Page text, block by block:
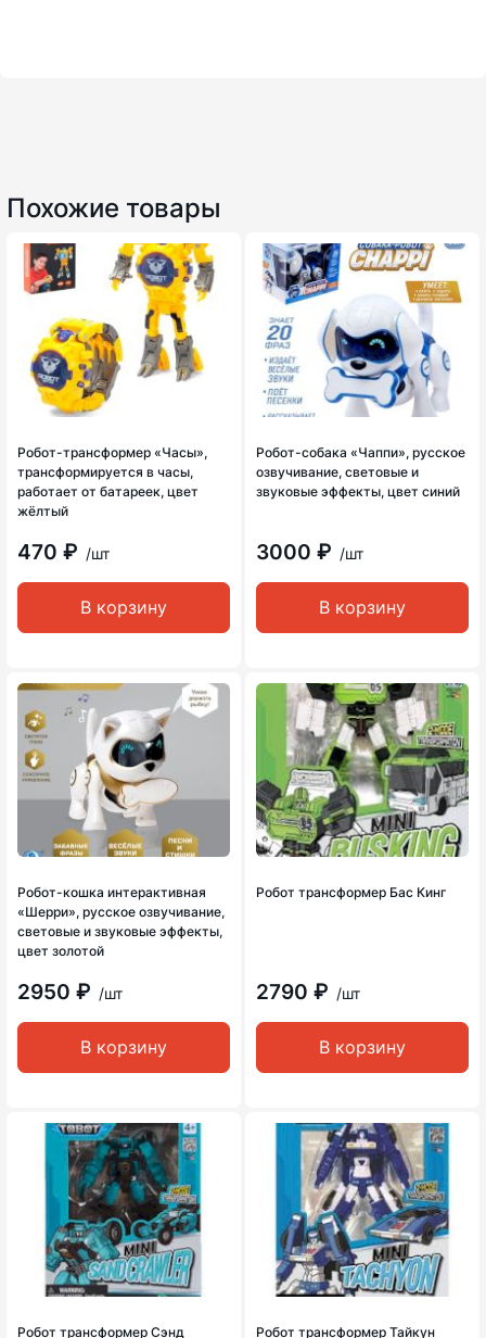
Похожие товары
Робот-трансформер «Часы»,
трансформируется в часы,
работает от батареек, цвет
жёлтый
470 ₽ /шт
В корзину
Робот-собака «Чаппи», русское
озвучивание, световые и
звуковые эффекты, цвет синий
3000 ₽ /шт
В корзину
Робот-кошка интерактивная
«Шерри», русское озвучивание,
световые и звуковые эффекты,
цвет золотой
2950 ₽ /шт
В корзину
Робот трансформер Бас Кинг
2790 ₽ /шт
В корзину
Робот трансформер Сэнд Робот трансформер Тайкун